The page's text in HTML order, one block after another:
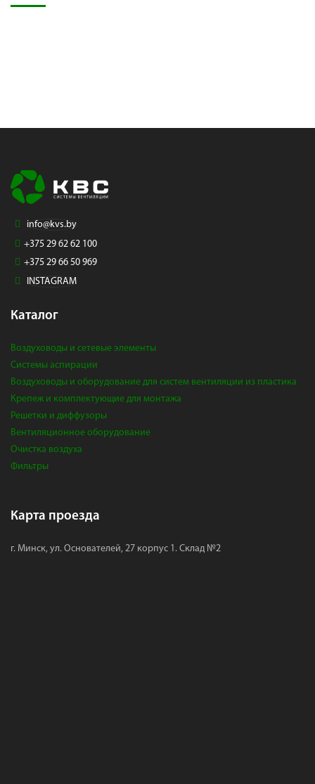
info@kvs.by
+375 29 62 62 100
+375 29 66 50 969
INSTAGRAM
Каталог
Воздуховоды и сетевые элементы
Системы аспирации
Воздуховоды и оборудование для систем вентиляции из пластика
Крепеж и комплектующие для монтажа
Решетки и диффузоры
Вентиляционное оборудование
Очистка воздуха
Фильтры
Карта проезда
г. Минск, ул. Основателей, 27 корпус 1. Склад №2